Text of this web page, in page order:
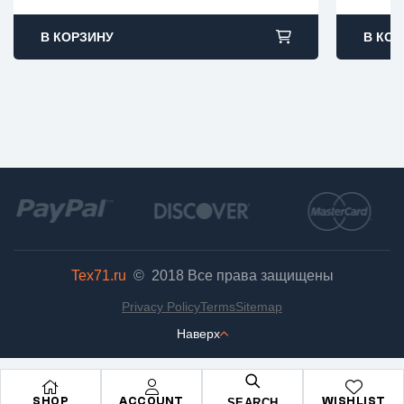
В КОРЗИНУ В
SHOP ACCOUNT WISHLIST
Tex71.ru © 2018 Все права защищены
Наверх
Privacy PolicyTermsSitemap